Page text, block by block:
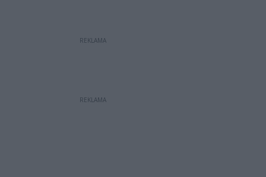
REKLAMA
REKLAMA